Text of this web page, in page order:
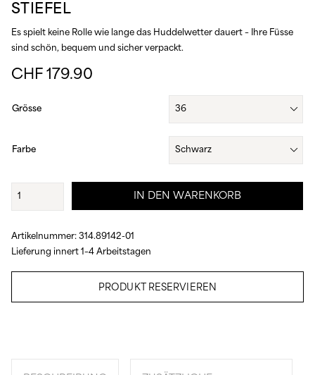
STIEFEL
Es spielt keine Rolle wie lange das Huddelwetter dauert – Ihre Füsse
sind schön, bequem und sicher verpackt.
CHF 179.90
Grösse
Farbe
Stiefel
Menge
IN DEN WARENKORB
Artikelnummer: 314.89142-01
Lieferung innert 1–4 Arbeitstagen
PRODUKT RESERVIEREN